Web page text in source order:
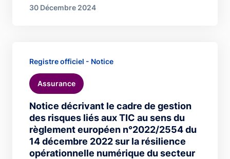
30 Décembre 2024
Notice décrivant le cadre de gestion
des risques liés aux TIC au sens du
règlement européen n°2022/2554 du
14 décembre 2022 sur la résilience
opérationnelle numérique du secteur
Registre officiel - Notice
Assurance